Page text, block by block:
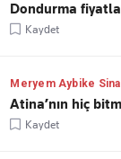
Dondurma
Kaydet
Meryem Aybike
Atina’nın hiç
Kaydet